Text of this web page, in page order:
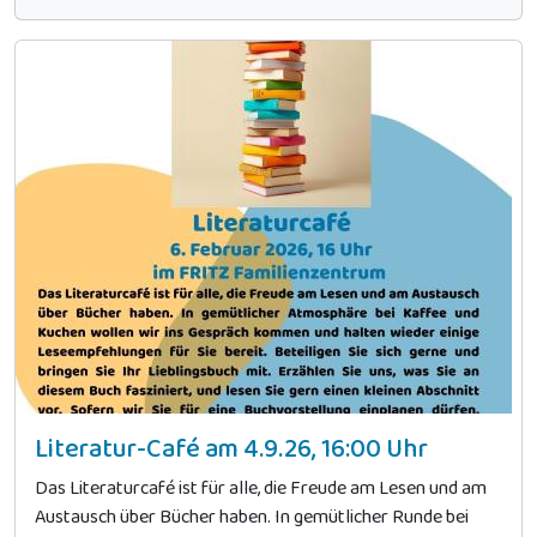
Literatur-Café am 4.9.26, 16:00 Uhr
Das Literaturcafé ist für alle, die Freude am Lesen und am
Austausch über Bücher haben. In gemütlicher Runde bei